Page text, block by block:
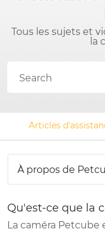
Tous les sujets et
la
Articles
Qu'est-ce que la
La caméra